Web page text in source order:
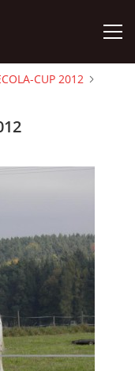
CUP 2012